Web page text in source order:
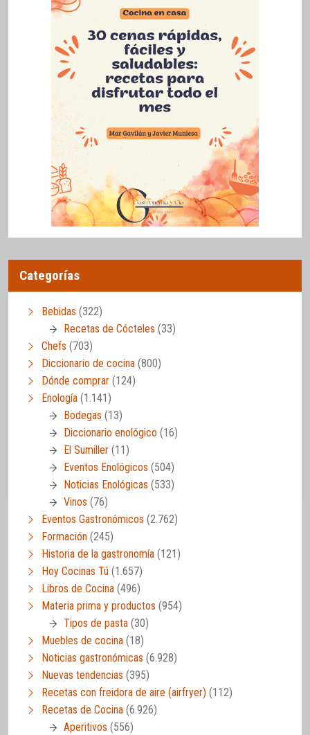
Categorías
Bebidas (322)
Recetas de Cócteles (33)
Chefs (703)
Diccionario de cocina (800)
Dónde comprar (124)
Enología (1.141)
Bodegas (13)
Diccionario enológico (16)
El Sumiller (11)
Eventos Enológicos (504)
Noticias Enológicas (533)
Vinos (76)
Eventos Gastronómicos (2.762)
Formación (245)
Historia de la gastronomía (121)
Hoy Cocinas Tú (1.657)
Libros de Cocina (496)
Materia prima y productos (954)
Tipos de pasta (30)
Muebles de cocina (18)
Noticias gastronómicas (6.928)
Nuevas tendencias (395)
Recetas con freidora de aire (airfryer) (112)
Recetas de Cocina (6.926)
Aperitivos (556)